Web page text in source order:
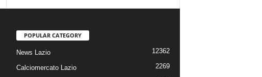
POPULAR CATEGORY
News Lazio 12362
Calciomercato Lazio 2269